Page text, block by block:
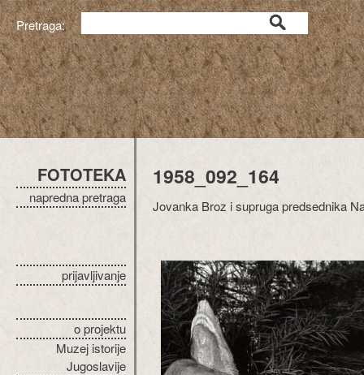
Pretraga:
FOTOTEKA
napredna pretraga
prijavljivanje
o projektu
Muzej istorije
Jugoslavije
1958_092_164
Jovanka Broz i supruga predsednika